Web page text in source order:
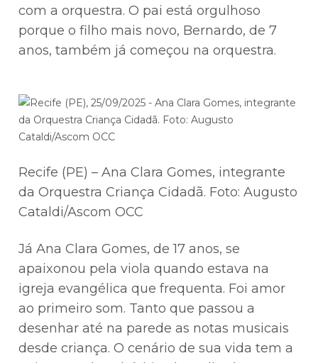
com a orquestra. O pai está orgulhoso
porque o filho mais novo, Bernardo, de 7
anos, também já começou na orquestra.
Recife (PE) – Ana Clara Gomes, integrante
da Orquestra Criança Cidadã. Foto: Augusto
Cataldi/Ascom OCC
Já Ana Clara Gomes, de 17 anos, se
apaixonou pela viola quando estava na
igreja evangélica que frequenta. Foi amor
ao primeiro som. Tanto que passou a
desenhar até na parede as notas musicais
desde criança. O cenário de sua vida tem a